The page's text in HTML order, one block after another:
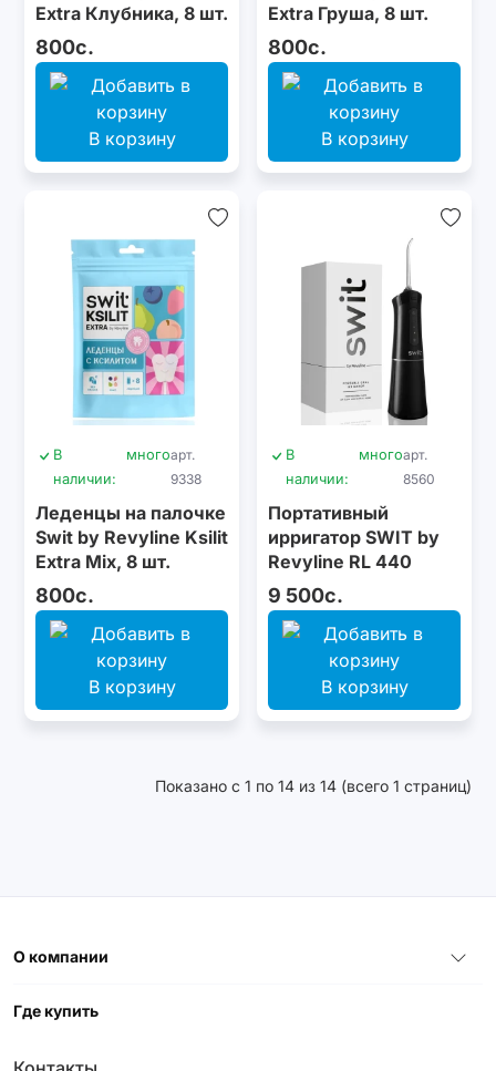
Extra Клубника, 8 шт.
800с.
В корзину
Extra Груша, 8 шт.
800с.
В корзину
В
наличии:
многоарт.
9338
Леденцы на палочке
Swit by Revyline Ksilit
Extra Mix, 8 шт.
800с.
В корзину
В
наличии:
многоарт.
8560
Портативный
ирригатор SWIT by
Revyline RL 440
Black
9 500с.
В корзину
Показано с 1 по 14 из 14 (всего 1 страниц)
О компании
Где купить